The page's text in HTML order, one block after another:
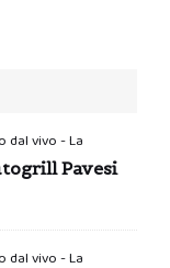
dal vivo - La
Pavesi
dal vivo - La